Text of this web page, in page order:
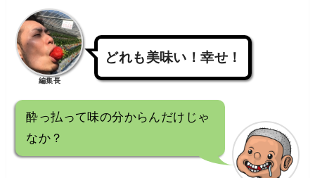
編集長
どれも美味い！幸せ！
酔っ払って味の分からんだけじゃ
なか？